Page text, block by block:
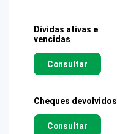
Dívidas ativas e
vencidas
Consultar
Cheques devolvidos
Consultar